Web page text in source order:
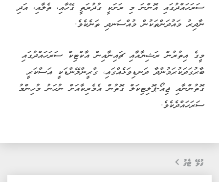
ސަރަހައްދުގައި އޮންނަ މި ރަށަކީ ގުދުރަތީ ގޭހާއި، ތެލާއި، އަދި
ނާދިރު މައުދަންތަކުން މުއްސަނދި ތަނެކެވެ.
މީގެ އިތުރުން ރަޝިޔާއާއި ޗައިނާއިން އާކްޓިކް ސަރަހައްދުގައި
ބާރުގަދަކުރަމުންދާ ދަނޑިވަޅެއްގައި، ގްރީންލޭންޑަކީ އަސްކަރީ
ގޮތުންނާއި ޖިއޯ-ޕޮލިޓިކަލް ގޮތުން އެމެރިކާއަށް ނުހަނު މުހިންމު
ސަރަހައްދެކެވެ.
ގުޅޭ ޓެގު